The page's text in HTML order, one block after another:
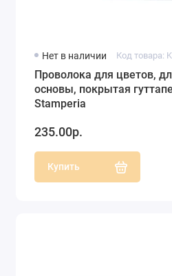
Нет в наличии Код товара:
Проволока для цветов,
основы, покрытая
Stamperia
235.00р.
Купить